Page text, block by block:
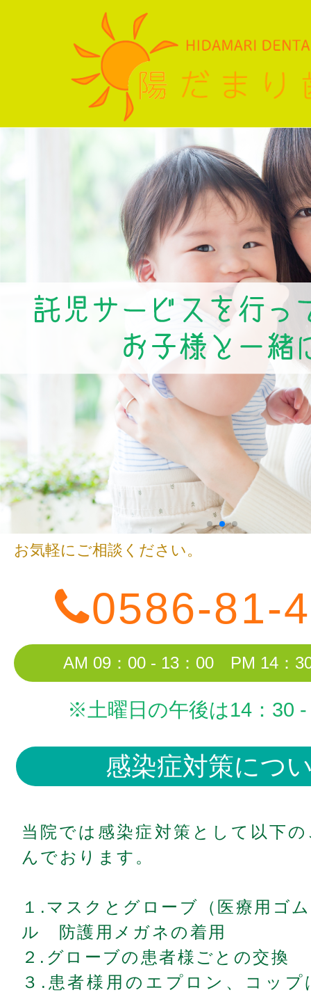
お気軽にご相談ください。
0586-81-
AM 09：00 - 13：00 PM 14：
※土曜日の午後は14：30 -
感染症対策につ
当院では感染症対策として以下
んでおります。
１.マスクとグローブ（医療用ゴ
ル 防護用メガネの着用
２.グローブの患者様ごとの交換
３.患者様用のエプロン、コッ